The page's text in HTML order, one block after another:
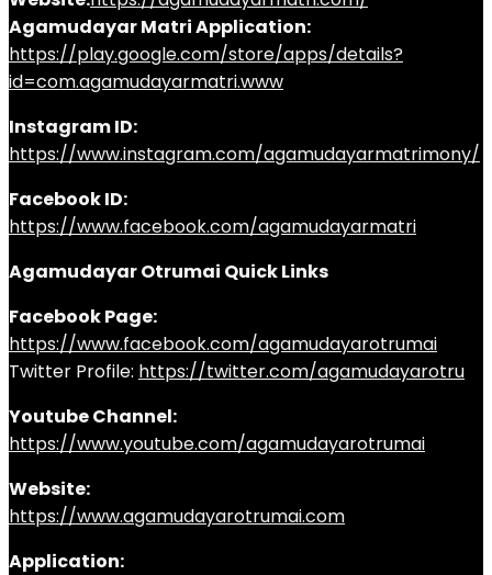
Agamudayar Matri Application:
https://play.google.com/store/apps/details?
id=com.agamudayarmatri.www
Instagram ID:
https://www.instagram.com/agamudayarmatrimony/
Facebook ID:
https://www.facebook.com/agamudayarmatri
Agamudayar Otrumai Quick Links
Facebook Page:
https://www.facebook.com/agamudayarotrumai
Twitter Profile: https://twitter.com/agamudayarotru
Youtube Channel:
https://www.youtube.com/agamudayarotrumai
Website:
https://www.agamudayarotrumai.com
Application: